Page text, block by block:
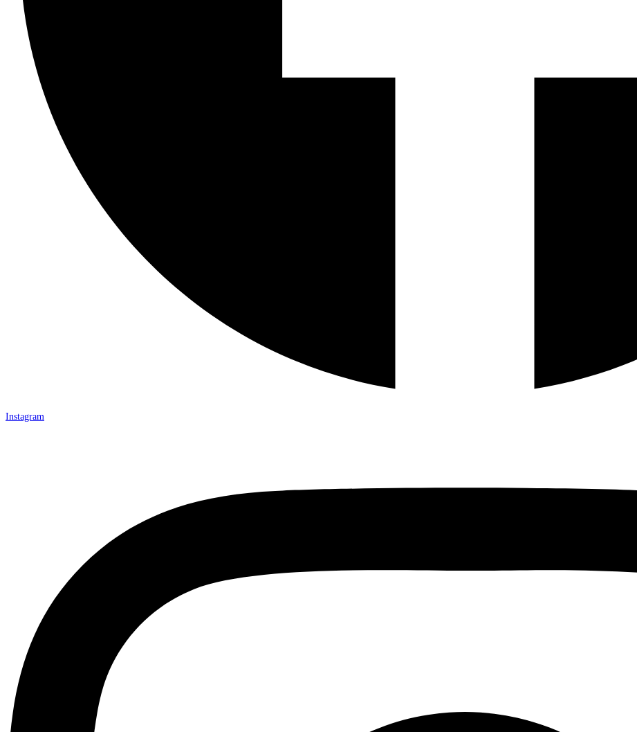
Instagram